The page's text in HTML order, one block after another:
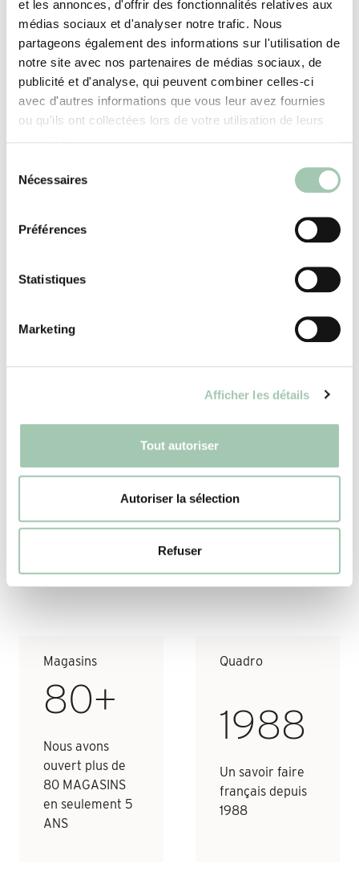
et les annonces, d'offrir des fonctionnalités relatives aux
médias sociaux et d'analyser notre trafic. Nous
partageons également des informations sur l'utilisation de
notre site avec nos partenaires de médias sociaux, de
publicité et d'analyse, qui peuvent combiner celles-ci
avec d'autres informations que vous leur avez fournies
ou qu'ils ont collectées lors de votre utilisation de leurs
Nécessaires
Préférences
Statistiques
Marketing
Afficher les détails
Tout autoriser
Autoriser la sélection
Refuser
LES CHIFFRES CLÉS
Vivez l’entrepreneuriat en sur-
l’aménagement intérieur sur-
de développement vers les +130 points de vente,
de nombreuses opportunités d’implantations sont
vous attend comme partenaires Quadro
Si vous partagez cette conviction et notre
rejoignez-nous et faites également de votre
histoire personnelle une aventure Quadro
Intérieurs sur-mesure.
Contacter l’équipe de développement
Magasins
80+
Nous avons
ouvert plus de
80 MAGASINS
en seulement 5
ANS
Quadro
1988
Un savoir faire
français depuis
1988